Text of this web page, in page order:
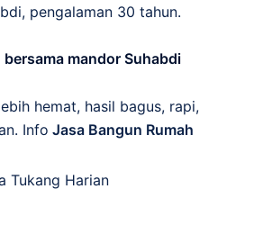
pengalaman 30 tahun.
bersama mandor Suhabdi
hemat, hasil bagus, rapi,
Info Jasa Bangun Rumah
Tukang Harian